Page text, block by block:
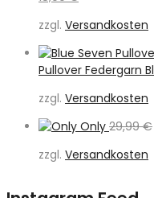
war:
29,99 €
ist:
18,00 €.
zzgl. Versandkosten
Pullover Federgarn
zzgl. Versandkosten
Only 29,99€
zzgl. Versandkosten